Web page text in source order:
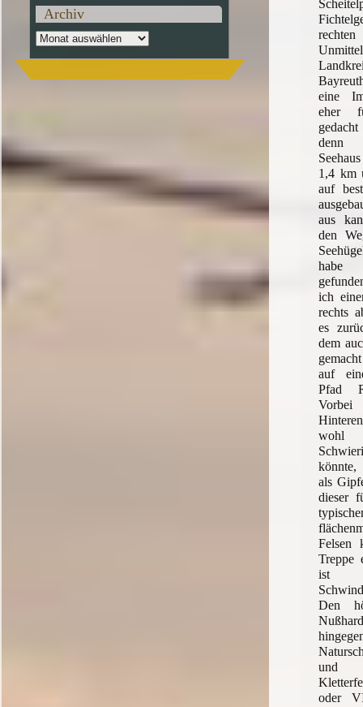
eine
eher
denn
1,4 km
auf
aus
den
habe
ich
rechts
es
dem
auf
Pfad
Vorbei
wohl
als
dieser
Felsen
Treppe
ist
Den
und
oder
Archiv
Archiv